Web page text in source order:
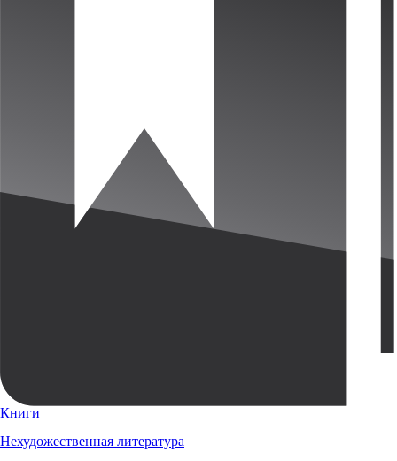
Книги
Нехудожественная литература